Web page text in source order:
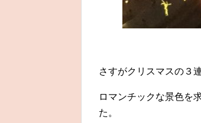
さすがクリスマスの３
ロマンチックな景色を
た。